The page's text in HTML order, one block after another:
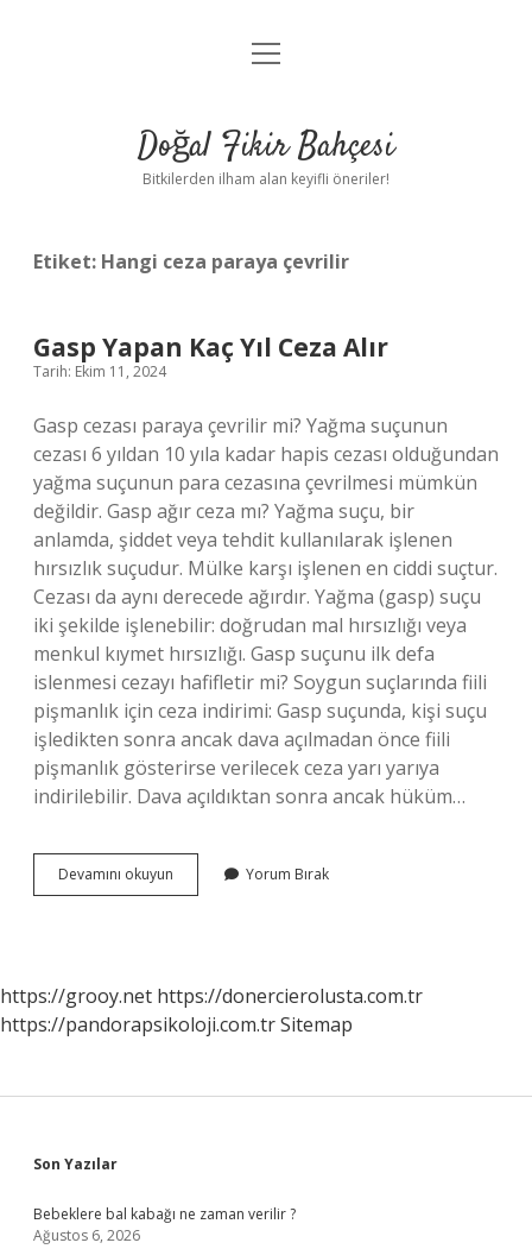
Anasayfa
Yasal Uyarı
menüyü
Doğal Fikir Bahçesi
Bitkilerden ilham alan keyifli öneriler!
Etiket: Hangi ceza paraya çevrilir
Gasp Yapan Kaç Yıl Ceza Alır
Tarih: Ekim 11, 2024
Gasp cezası paraya çevrilir mi? Yağma suçunun
cezası 6 yıldan 10 yıla kadar hapis cezası olduğundan
yağma suçunun para cezasına çevrilmesi mümkün
değildir. Gasp ağır ceza mı? Yağma suçu, bir
anlamda, şiddet veya tehdit kullanılarak işlenen
hırsızlık suçudur. Mülke karşı işlenen en ciddi suçtur.
Cezası da aynı derecede ağırdır. Yağma (gasp) suçu
iki şekilde işlenebilir: doğrudan mal hırsızlığı veya
menkul kıymet hırsızlığı. Gasp suçunu ilk defa
islenmesi cezayı hafifletir mi? Soygun suçlarında fiili
pişmanlık için ceza indirimi: Gasp suçunda, kişi suçu
işledikten sonra ancak dava açılmadan önce fiili
pişmanlık gösterirse verilecek ceza yarı yarıya
indirilebilir. Dava açıldıktan sonra ancak hüküm…
Devamını okuyun
Yapan
Yorum Bırak
https://grooy.net https://donercierolusta.com.tr
https://pandorapsikoloji.com.trSitemap
Sidebar
Son Yazılar
Bebeklere bal kabağı ne zaman verilir ?
Ağustos 6, 2026